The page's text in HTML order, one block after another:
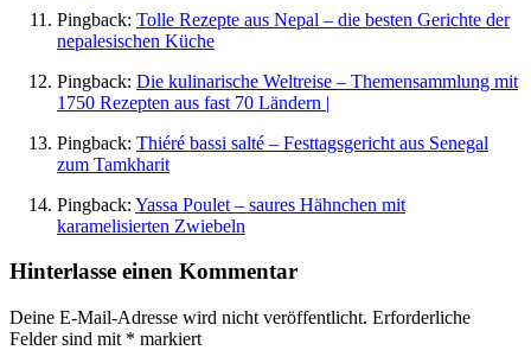
Pingback: Tolle Rezepte aus Nepal – die besten Gerichte der
nepalesischen Küche
Pingback: Die kulinarische Weltreise – Themensammlung mit
1750 Rezepten aus fast 70 Ländern |
Pingback: Thiéré bassi salté – Festtagsgericht aus Senegal
zum Tamkharit
Pingback: Yassa Poulet – saures Hähnchen mit
karamelisierten Zwiebeln
Hinterlasse einen Kommentar
Deine E-Mail-Adresse wird nicht veröffentlicht. Erforderliche
Felder sind mit * markiert